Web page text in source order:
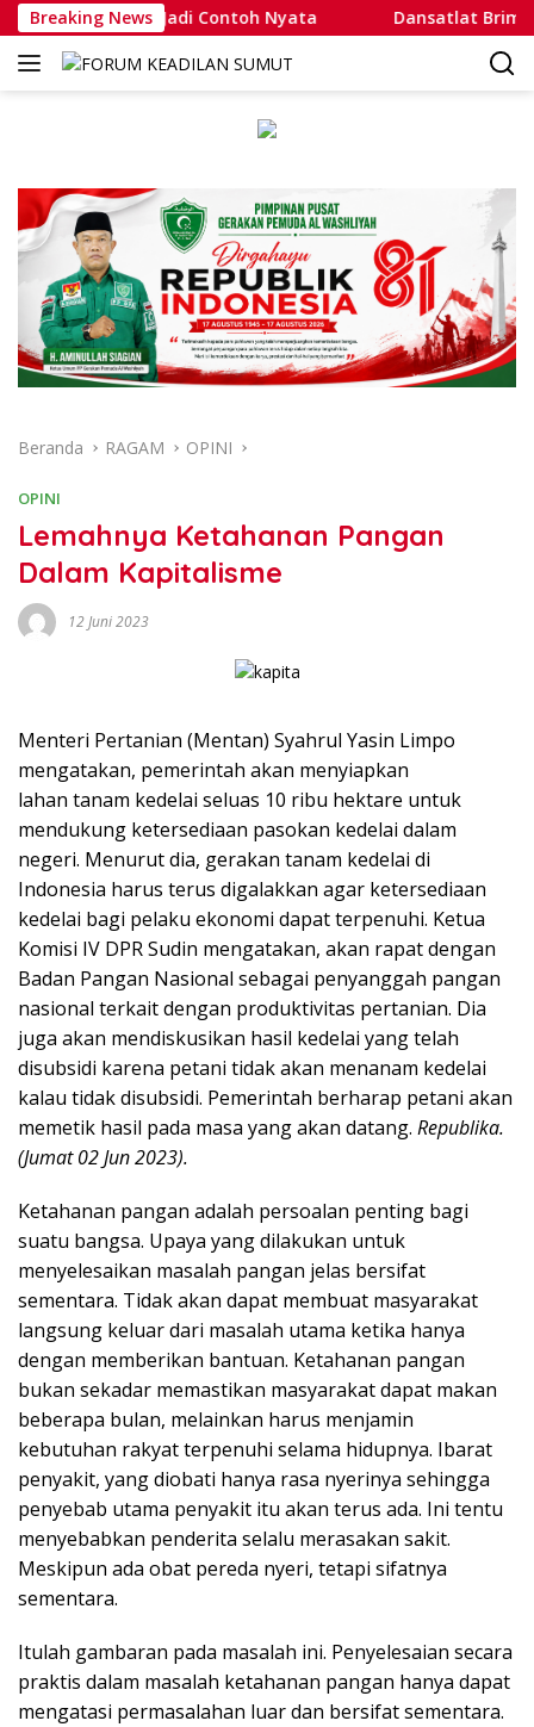
Langsung
ke
konten
Breaking News
Aulia Jadi Contoh Nyata Dansatlat Brimob
Beranda RAGAM OPINI
OPINI
Lemahnya Ketahanan Pangan
Dalam Kapitalisme
12 Juni 2023
Menteri Pertanian (Mentan) Syahrul Yasin Limpo
mengatakan, pemerintah akan menyiapkan
lahan tanam kedelai seluas 10 ribu hektare untuk
mendukung ketersediaan pasokan kedelai dalam
negeri. Menurut dia, gerakan tanam kedelai di
Indonesia harus terus digalakkan agar ketersediaan
kedelai bagi pelaku ekonomi dapat terpenuhi. Ketua
Komisi IV DPR Sudin mengatakan, akan rapat dengan
Badan Pangan Nasional sebagai penyanggah pangan
nasional terkait dengan produktivitas pertanian. Dia
juga akan mendiskusikan hasil kedelai yang telah
disubsidi karena petani tidak akan menanam kedelai
kalau tidak disubsidi. Pemerintah berharap petani akan
memetik hasil pada masa yang akan datang. Republika.
(Jumat 02 Jun 2023).
Ketahanan pangan adalah persoalan penting bagi
suatu bangsa. Upaya yang dilakukan untuk
menyelesaikan masalah pangan jelas bersifat
sementara. Tidak akan dapat membuat masyarakat
langsung keluar dari masalah utama ketika hanya
dengan memberikan bantuan. Ketahanan pangan
bukan sekadar memastikan masyarakat dapat makan
beberapa bulan, melainkan harus menjamin
kebutuhan rakyat terpenuhi selama hidupnya. Ibarat
penyakit, yang diobati hanya rasa nyerinya sehingga
penyebab utama penyakit itu akan terus ada. Ini tentu
menyebabkan penderita selalu merasakan sakit.
Meskipun ada obat pereda nyeri, tetapi sifatnya
sementara.
Itulah gambaran pada masalah ini. Penyelesaian secara
praktis dalam masalah ketahanan pangan hanya dapat
mengatasi permasalahan luar dan bersifat sementara.